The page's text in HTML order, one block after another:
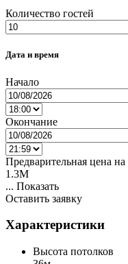
Количество гостей
Дата и время
Начало
Окончание
Предварительная цена
1.3M
... Показать
Оставить заявку
Характеристики
Высота потолков